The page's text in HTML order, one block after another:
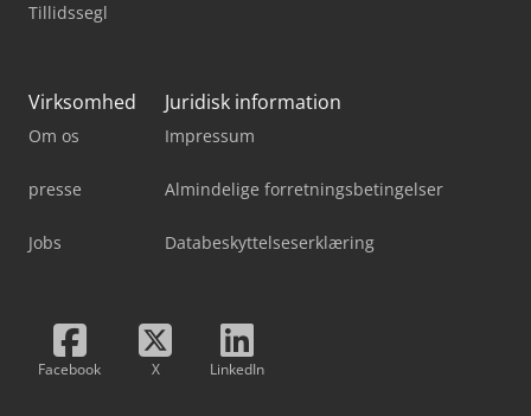
Tillidssegl
Virksomhed
Om os
presse
Jobs
Juridisk information
Impressum
Almindelige forretningsbetingelser
Databeskyttelseserklæring
Facebook X LinkedIn